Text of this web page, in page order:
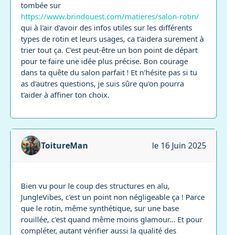
tombée sur
https://www.brindouest.com/matieres/salon-rotin/
qui à l'air d'avoir des infos utiles sur les différents
types de rotin et leurs usages, ca t'aidera surement à
trier tout ça. C'est peut-être un bon point de départ
pour te faire une idée plus précise. Bon courage
dans ta quête du salon parfait ! Et n'hésite pas si tu
as d'autres questions, je suis sûre qu'on pourra
t'aider à affiner ton choix.
ToitureMan le 16 Juin 2025
Bien vu pour le coup des structures en alu,
JungleVibes, c'est un point non négligeable ça ! Parce
que le rotin, même synthétique, sur une base
rouillée, c'est quand même moins glamour... Et pour
compléter, autant vérifier aussi la qualité des